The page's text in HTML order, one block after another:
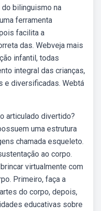
bilinguismo na
ferramenta
facilita a
das. Webveja mais
infantil, todas
integral das crianças,
e diversificadas. Webtá
articulado divertido?
uma estrutura
chamada esqueleto.
ao corpo.
virtualmente com
Primeiro, faça a
do corpo, depois,
educativas sobre